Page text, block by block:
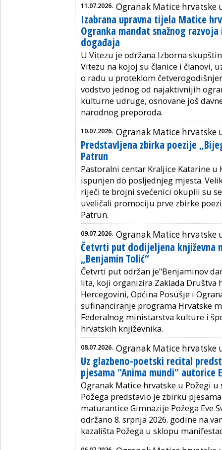
11.07.2026. Ogranak Matice hrvatske
Izabrana upravna tijela Matice
Ogranka mandat snažnog
događaja
U Vitezu je održana Izborna
Vitezu na kojoj su članice i članovi,
o radu u proteklom
vodstvo jednog od najaktivnijih
kulturne udruge, osnovane još
narodnog preporoda.
10.07.2026. Ogranak Matice hrvatske
Predstavljena zbirka poezije
Patrun
Pastoralni centar Kraljice Katarine
ispunjen do posljednjeg mjesta.
riječi te brojni svećenici okupili su
uveličali promociju prve zbirke
Patrun.
09.07.2026. Ogranak Matice hrvatske
Četvrti put dodijeljena književna
„Benjamin Tolić“
Četvrti put održan je"Benjaminov
lita, koji organizira Zaklada Društva
Hercegovini, Općina Posušje i
sufinanciranje programa Hrvatske
Federalnog ministarstva kulture i
hrvatskih književnika.
08.07.2026. Ogranak Matice hrvatske
Uz glazbeno-poetski recital
pjesama "Anima mundi" autorice
Ogranak Matice hrvatske u Požegi
Požega predstavio je zbirku
maturantice Gimnazije Požega Eve
održano 8. srpnja 2026. godine na
kazališta Požega u sklopu